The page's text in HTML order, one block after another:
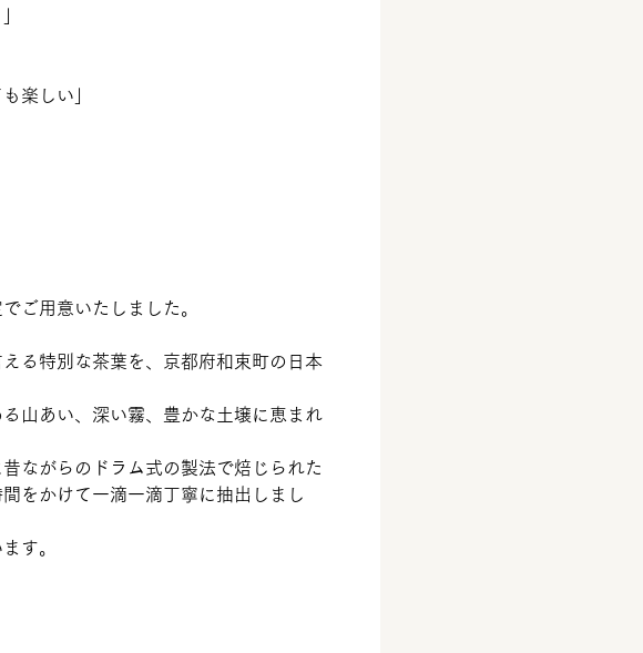
楽しい」
ご用意いたしました。
る特別な茶葉を、京都府和束町の日本
山あい、深い霧、豊かな土壌に恵まれ
ながらのドラム式の製法で焙じられた
をかけて一滴一滴丁寧に抽出しまし
す。